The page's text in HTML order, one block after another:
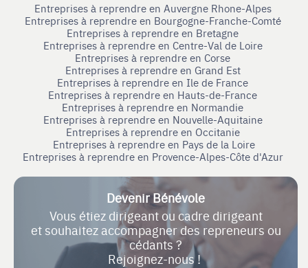
Entreprises à reprendre en Auvergne Rhone-Alpes
Entreprises à reprendre en Bourgogne-Franche-Comté
Entreprises à reprendre en Bretagne
Entreprises à reprendre en Centre-Val de Loire
Entreprises à reprendre en Corse
Entreprises à reprendre en Grand Est
Entreprises à reprendre en Ile de France
Entreprises à reprendre en Hauts-de-France
Entreprises à reprendre en Normandie
Entreprises à reprendre en Nouvelle-Aquitaine
Entreprises à reprendre en Occitanie
Entreprises à reprendre en Pays de la Loire
Entreprises à reprendre en Provence-Alpes-Côte d'Azur
Devenir Bénévole
Vous étiez dirigeant ou cadre dirigeant
et souhaitez accompagner des repreneurs ou
cédants ?
Rejoignez-nous !